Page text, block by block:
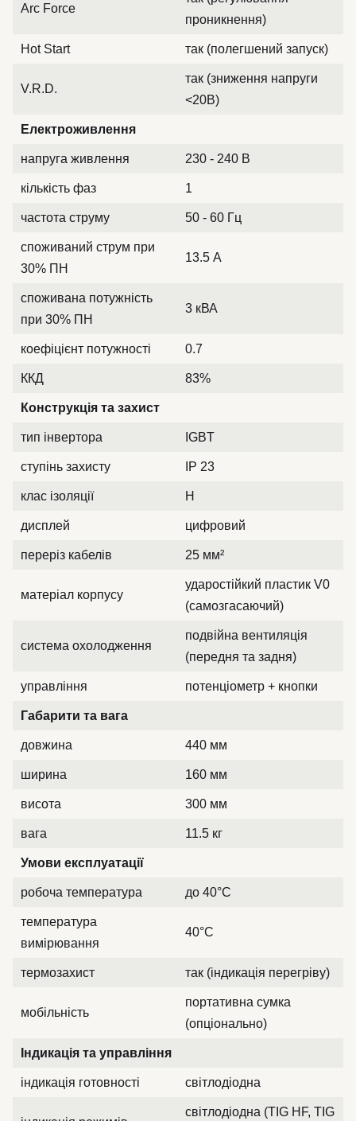
Arc Force
проникнення)
Hot Start так (полегшений запуск)
V.R.D.
так (зниження напруги
<20В)
Електроживлення
напруга живлення 230 - 240 В
кількість фаз 1
частота струму 50 - 60 Гц
споживаний струм при
30% ПН
13.5 А
споживана потужність
при 30% ПН
3 кВА
коефіцієнт потужності 0.7
ККД 83%
Конструкція та захист
тип інвертора IGBT
ступінь захисту IP 23
клас ізоляції H
дисплей цифровий
переріз кабелів 25 мм²
матеріал корпусу
ударостійкий пластик V0
(самозгасаючий)
система охолодження
подвійна вентиляція
(передня та задня)
управління потенціометр + кнопки
Габарити та вага
довжина 440 мм
ширина 160 мм
висота 300 мм
вага 11.5 кг
Умови експлуатації
робоча температура до 40°C
температура
вимірювання
40°C
термозахист так (індикація перегріву)
мобільність
портативна сумка
(опціонально)
Індикація та управління
індикація готовності світлодіодна
світлодіодна (TIG HF, TIG